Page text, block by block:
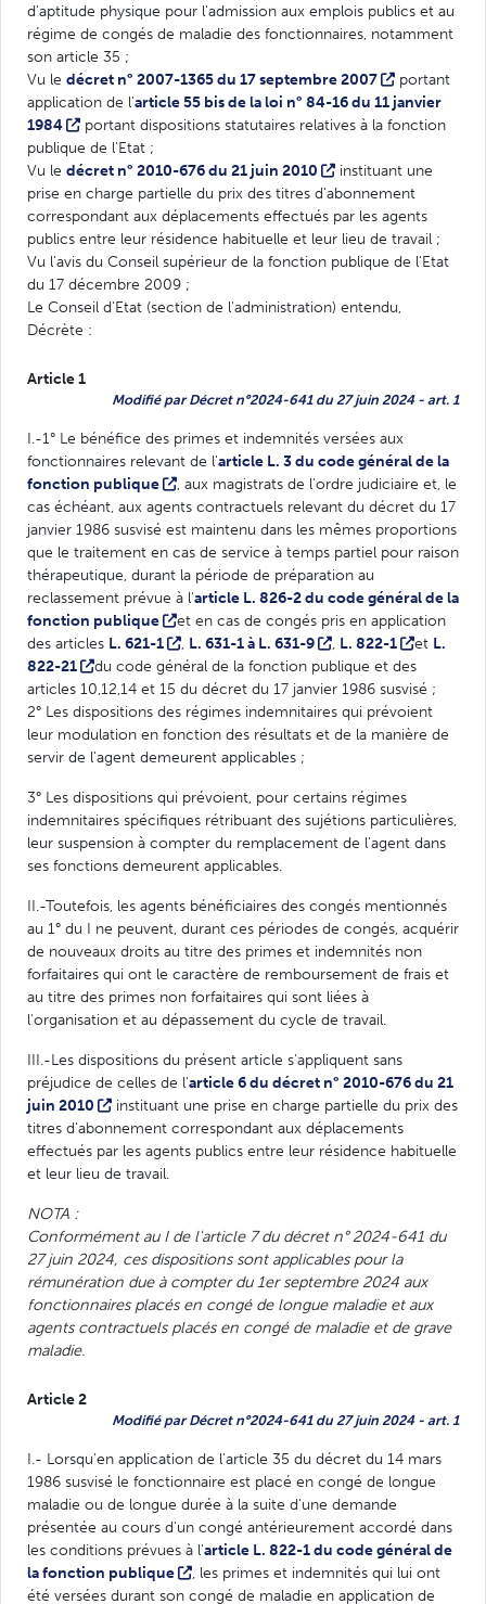
d'aptitude physique pour l'admission aux emplois publics et au
régime de congés de maladie des fonctionnaires, notamment
son article 35 ;
Vu le décret n° 2007-1365 du 17 septembre 2007
portant
application de l'article 55 bis de la loi n° 84-16 du 11 janvier
1984
portant dispositions statutaires relatives à la fonction
publique de l'Etat ;
Vu le décret n° 2010-676 du 21 juin 2010
instituant une
prise en charge partielle du prix des titres d'abonnement
correspondant aux déplacements effectués par les agents
publics entre leur résidence habituelle et leur lieu de travail ;
Vu l'avis du Conseil supérieur de la fonction publique de l'Etat
du 17 décembre 2009 ;
Le Conseil d'Etat (section de l'administration) entendu,
Décrète :
Article 1
Modifié par Décret n°2024-641 du 27 juin 2024 - art. 1
I.-1° Le bénéfice des primes et indemnités versées aux
fonctionnaires relevant de l'article L. 3 du code général de la
fonction publique
, aux magistrats de l'ordre judiciaire et, le
cas échéant, aux agents contractuels relevant du décret du 17
janvier 1986 susvisé est maintenu dans les mêmes proportions
que le traitement en cas de service à temps partiel pour raison
thérapeutique, durant la période de préparation au
reclassement prévue à l'article L. 826-2 du code général de la
fonction publique
et en cas de congés pris en application
des articles L. 621-1 , L. 631-1 à L. 631-9 , L. 822-1 et L.
822-21
du code général de la fonction publique et des
articles 10,12,14 et 15 du décret du 17 janvier 1986 susvisé ;
2° Les dispositions des régimes indemnitaires qui prévoient
leur modulation en fonction des résultats et de la manière de
servir de l'agent demeurent applicables ;
3° Les dispositions qui prévoient, pour certains régimes
indemnitaires spécifiques rétribuant des sujétions particulières,
leur suspension à compter du remplacement de l'agent dans
ses fonctions demeurent applicables.
II.-Toutefois, les agents bénéficiaires des congés mentionnés
au 1° du I ne peuvent, durant ces périodes de congés, acquérir
de nouveaux droits au titre des primes et indemnités non
forfaitaires qui ont le caractère de remboursement de frais et
au titre des primes non forfaitaires qui sont liées à
l'organisation et au dépassement du cycle de travail.
III.-Les dispositions du présent article s'appliquent sans
préjudice de celles de l'article 6 du décret n° 2010-676 du 21
juin 2010
instituant une prise en charge partielle du prix des
titres d'abonnement correspondant aux déplacements
effectués par les agents publics entre leur résidence habituelle
et leur lieu de travail.
NOTA :
Conformément au I de l'article 7 du décret n° 2024-641 du
27 juin 2024, ces dispositions sont applicables pour la
rémunération due à compter du 1er septembre 2024 aux
fonctionnaires placés en congé de longue maladie et aux
agents contractuels placés en congé de maladie et de grave
maladie.
Article 2
Modifié par Décret n°2024-641 du 27 juin 2024 - art. 1
I.- Lorsqu'en application de l'article 35 du décret du 14 mars
1986 susvisé le fonctionnaire est placé en congé de longue
maladie ou de longue durée à la suite d'une demande
présentée au cours d'un congé antérieurement accordé dans
les conditions prévues à l'article L. 822-1 du code général de
la fonction publique
, les primes et indemnités qui lui ont
été versées durant son congé de maladie en application de